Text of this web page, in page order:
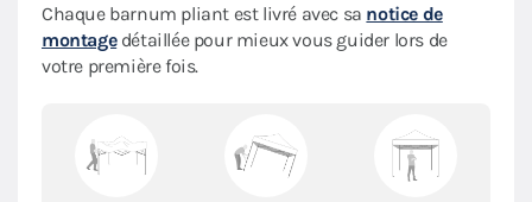
Chaque barnum pliant est livré avec sa notice de
montagedétaillée pour mieux vous guider lors de
votre première fois.